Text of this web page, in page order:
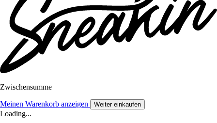
Zwischensumme
Meinen Warenkorb anzeigen Weiter einkaufen
Loading...